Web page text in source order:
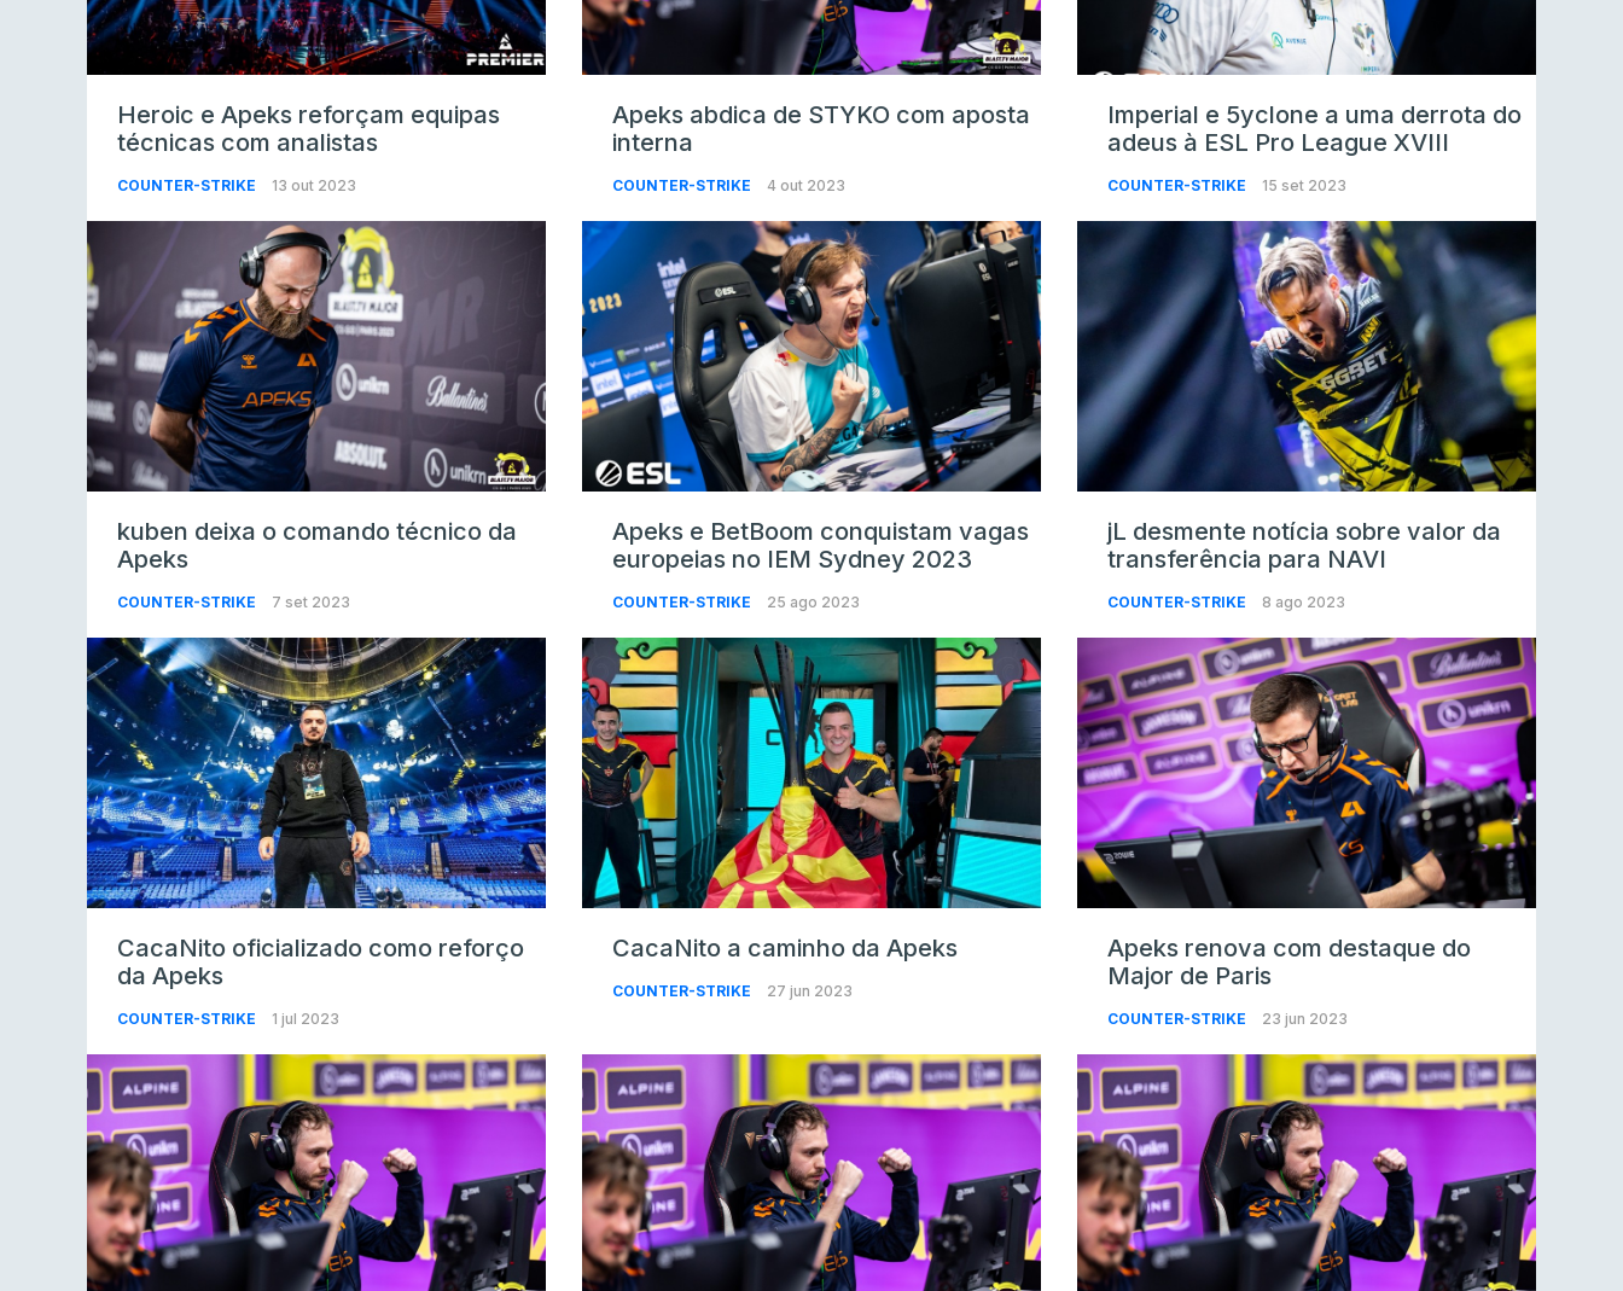
Heroic e Apeks reforçam equipas
técnicas com analistas
COUNTER-STRIKE 13 out 2023
Apeks abdica de STYKO com aposta
interna
COUNTER-STRIKE 4 out 2023
Imperial e 5yclone a uma derrota do
adeus à ESL Pro League XVIII
COUNTER-STRIKE 15 set 2023
kuben deixa o comando técnico da
Apeks
COUNTER-STRIKE 7 set 2023
Apeks e BetBoom conquistam vagas
europeias no IEM Sydney 2023
COUNTER-STRIKE 25 ago 2023
jL desmente notícia sobre valor da
transferência para NAVI
COUNTER-STRIKE 8 ago 2023
CacaNito oficializado como reforço
da Apeks
COUNTER-STRIKE 1 jul 2023
CacaNito a caminho da Apeks
COUNTER-STRIKE 27 jun 2023
Apeks renova com destaque do
Major de Paris
COUNTER-STRIKE 23 jun 2023